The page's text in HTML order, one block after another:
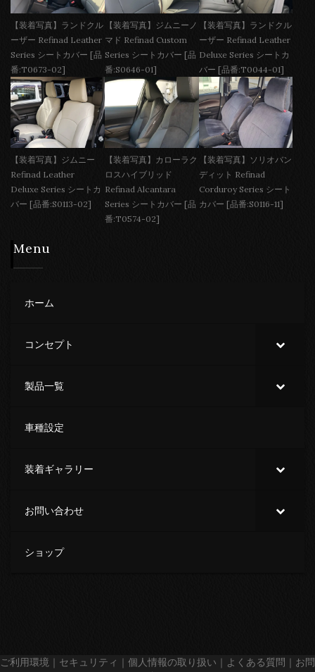
【装着写真】ランドクル
ーザー Refinad Leather
Series シートカバー [品
番:T0673-02]
【装着写真】ジムニーノ
マド Refinad Custom
Series シートカバー [品
番:S0646-01]
【装着写真】ランドクル
ーザー Refinad Leather
Deluxe Series シートカ
バー [品番:T0044-01]
【装着写真】ジムニー
Refinad Leather
Deluxe Series シートカ
バー [品番:S0113-02]
【装着写真】カローラク
ロスハイブリッド
Refinad Alcantara
Series シートカバー [品
番:T0574-02]
【装着写真】ソリオバン
ディット Refinad
Corduroy Series シート
カバー [品番:S0116-11]
Menu
ホーム
コンセプト
製品一覧
車種設定
装着ギャラリー
お問い合わせ
ショップ
ご利用環境 ｜ セキュリティ ｜ 個人情報の取り扱い ｜ よくある質問 ｜ お問